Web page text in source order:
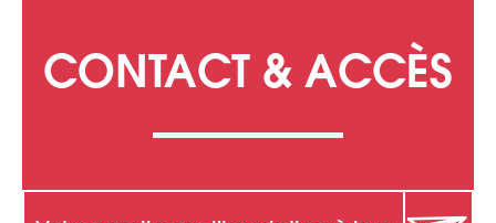
CONTACT & ACCÈS